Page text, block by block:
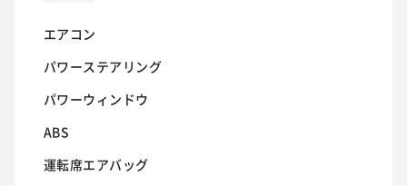
エアコン
パワーステアリング
パワーウィンドウ
ABS
運転席エアバッグ